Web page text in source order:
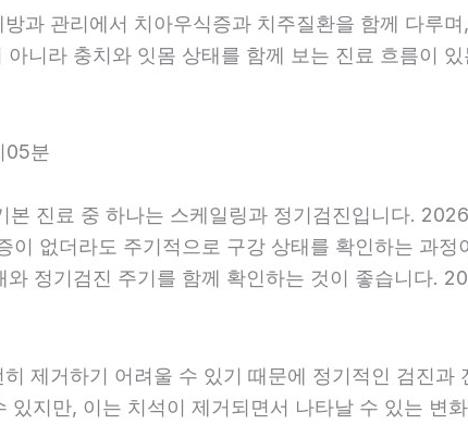
과 관리에서 치아우식증과 치주질환을 함께 다루
니라 충치와 잇몸 상태를 함께 보는 진료 흐름이
05분
진료 중 하나는 스케일링과 정기검진입니다.
이 없더라도 주기적으로 구강 상태를 확인하는 과
정기검진 주기를 함께 확인하는 것이 좋습니다.
제거하기 어려울 수 있기 때문에 정기적인 검진
지만, 이는 치석이 제거되면서 나타날 수 있는 변